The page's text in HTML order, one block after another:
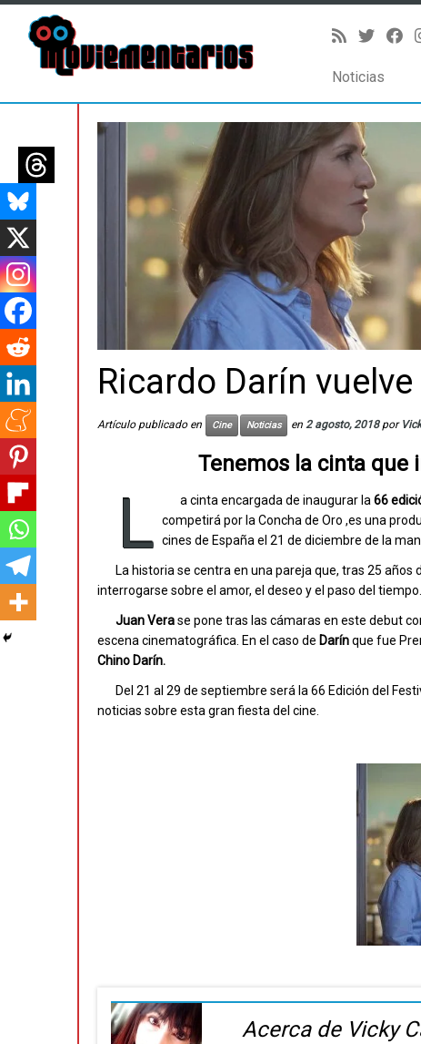
contenido
Noticias
Ricardo Darín
Artículo publicado en Cine Noticias en 2 agosto, 2018 por
Tenemos la cinta que
L a cinta encargada de inaugurar la 66
competirá por la Concha de Oro ,es una
cines de España el 21 de diciembre de la
La historia se centra en una pareja que, tras 25
interrogarse sobre el amor, el deseo y el paso del tiempo.
Juan Verase pone tras las cámaras en este debut
escena cinematográfica. En el caso de Darínque fue
Chino Darín.
Del 21 al 29 de septiembre será la 66 Edición del
noticias sobre esta gran fiesta del cine.
Acerca de Vicky